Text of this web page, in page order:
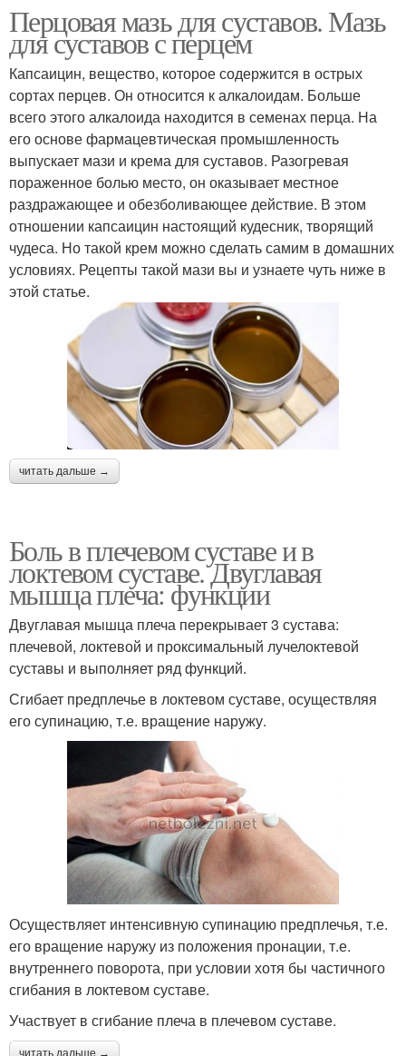
Перцовая мазь для суставов. Мазь
для суставов с перцем
Капсаицин, вещество, которое содержится в острых
сортах перцев. Он относится к алкалоидам. Больше
всего этого алкалоида находится в семенах перца. На
его основе фармацевтическая промышленность
выпускает мази и крема для суставов. Разогревая
пораженное болью место, он оказывает местное
раздражающее и обезболивающее действие. В этом
отношении капсаицин настоящий кудесник, творящий
чудеса. Но такой крем можно сделать самим в домашних
условиях. Рецепты такой мази вы и узнаете чуть ниже в
этой статье.
читать дальше →
Боль в плечевом суставе и в
локтевом суставе. Двуглавая
мышца плеча: функции
Двуглавая мышца плеча перекрывает 3 сустава:
плечевой, локтевой и проксимальный лучелоктевой
суставы и выполняет ряд функций.
Сгибает предплечье в локтевом суставе, осуществляя
его супинацию, т.е. вращение наружу.
Осуществляет интенсивную супинацию предплечья, т.е.
его вращение наружу из положения пронации, т.е.
внутреннего поворота, при условии хотя бы частичного
сгибания в локтевом суставе.
Участвует в сгибание плеча в плечевом суставе.